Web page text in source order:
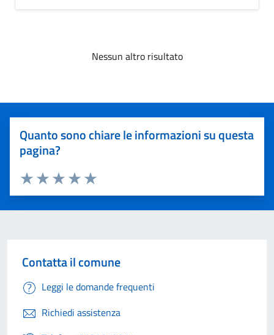
Nessun altro risultato
Quanto sono chiare le informazioni su questa
pagina?
Valuta 5 stelle su 5
Valuta 4 stelle su 5
Valuta 3 stelle su 5
Valuta 2 stelle su 5
Valuta 1 stelle su 5
Contatta il comune
Leggi le domande frequenti
Richiedi assistenza